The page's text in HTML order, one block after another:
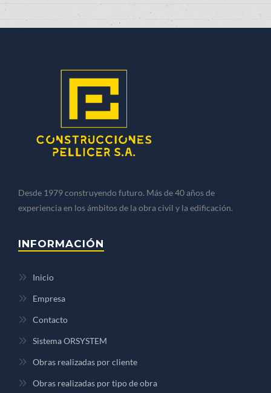
Desde 1979 construyendo futuro. Más de 40 años de
experiencia en los ámbitos de la obra civil y la edificación.
INFORMACIÓN
Inicio
Empresa
Contacto
Sistema ORSYSTEM
Obras realizadas por cliente
Obras realizadas por tipo de obra